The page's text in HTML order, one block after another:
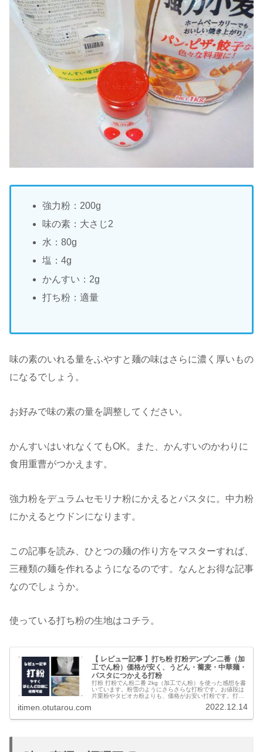
強力粉：200g
味の素：大さじ2
水：80g
塩：4g
かんすい：2g
打ち粉：適量
味の素のいれる量をふやすと麺の味はさらに濃く厚いもの
になるでしょう。
お好みで味の素の量を調整してください。
かんすいはいれなくてもOK。また、かんすいのかわりに
食用重曹がつかえます。
強力粉をデュラムセモリナ粉にかえるとパスタに。中力粉
にかえるとウドンになります。
この記事を読み、ひとつの麺の作り方をマスターすれば、
三種類の麺を作れるようになるのです。なんとお得な記事
なのでしょうか。
使っている打ち粉の生地はコチラ。
【 レビュー記事 】打ち粉 打粉デンプン二番（加
工でん粉）価格が安く、うどん・蕎麦・中華麺・
パスタにつかえる打粉
打粉 打粉でん粉二番 2kg（加工でん粉）を使った感想を書
いています。粉雪のようにさらさらな打粉です。お値段は
片栗粉やタピオカ粉よりも、価格がお安い打粉です。打粉
とんどの麺に打ち粉できます。そして、麺どおしがくっつ
itimen.otutarou.com 2022.12.14